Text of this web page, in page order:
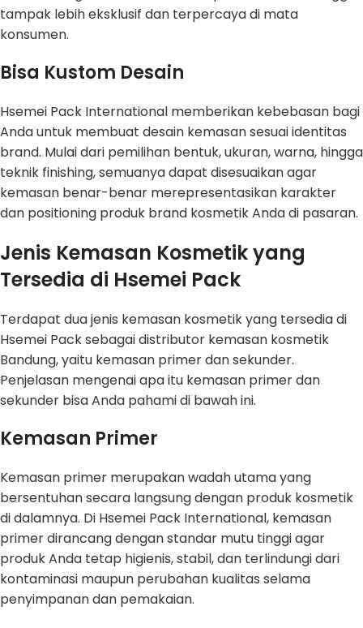
tampak lebih eksklusif dan terpercaya di mata
konsumen.
Bisa Kustom Desain
Hsemei Pack International memberikan kebebasan bagi
Anda untuk membuat desain kemasan sesuai identitas
brand. Mulai dari pemilihan bentuk, ukuran, warna, hingga
teknik finishing, semuanya dapat disesuaikan agar
kemasan benar-benar merepresentasikan karakter
dan positioning produk brand kosmetik Anda di pasaran.
Jenis Kemasan Kosmetik yang
Tersedia di Hsemei Pack
Terdapat dua jenis kemasan kosmetik yang tersedia di
Hsemei Pack sebagai distributor kemasan kosmetik
Bandung, yaitu kemasan primer dan sekunder.
Penjelasan mengenai apa itu kemasan primer dan
sekunder bisa Anda pahami di bawah ini.
Kemasan Primer
Kemasan primer merupakan wadah utama yang
bersentuhan secara langsung dengan produk kosmetik
di dalamnya. Di Hsemei Pack International, kemasan
primer dirancang dengan standar mutu tinggi agar
produk Anda tetap higienis, stabil, dan terlindungi dari
kontaminasi maupun perubahan kualitas selama
penyimpanan dan pemakaian.